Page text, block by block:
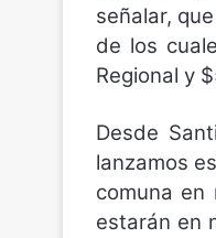
señalar,
de los
Regional y
Desde
lanzamos
comuna en
estarán en